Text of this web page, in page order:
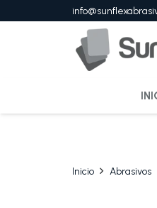
Inicio Abrasivos